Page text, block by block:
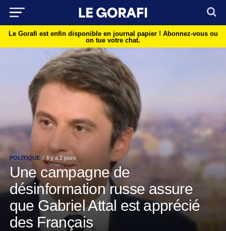
Le Gorafi est enfin disponible en journal papier ! Abonnez-vous ou
on tue votre chat.
POLITIQUE Il y a 2 jours
Une campagne de
désinformation russe assure
que Gabriel Attal est apprécié
des Français